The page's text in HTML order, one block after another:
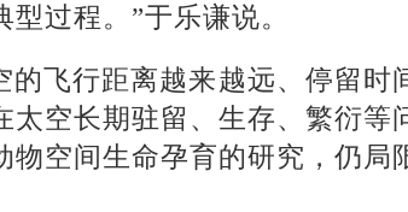
过程。”于乐谦说。
飞行距离越来越远、停留时
空长期驻留、生存、繁衍等
空间生命孕育的研究，仍局